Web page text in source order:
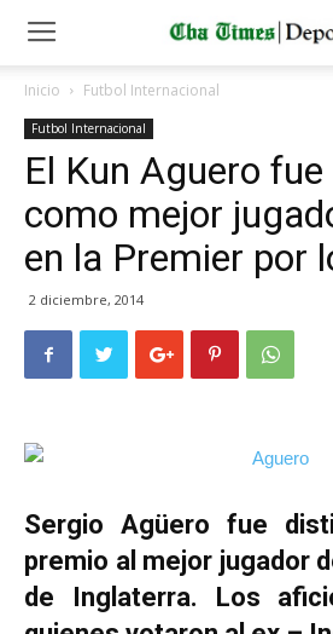
Inicio Futbol Internacional
Futbol Internacional
El Kun Aguero
como mejor
en la Premier por
2 diciembre, 2014
Sergio Agüero fue
premio al mejor jugador
de Inglaterra. Los